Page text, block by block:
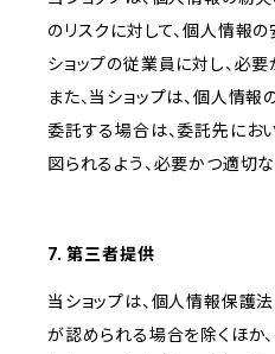
のリスクに対して、個人情報
ショップの従業員に対し、必
また、当ショップは、個人情
委託する場合は、委託先にお
図られるよう、必要かつ適切
7. 第三者提供
当ショップは、個人情報保護
が認められる場合を除くほか